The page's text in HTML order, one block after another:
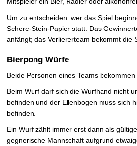
Um zu entscheiden, wer das Spiel
Schere-Stein-Papier statt. Das
anfängt; das Verliererteam bekommt die
Bierpong Würfe
Beide Personen eines Teams bekommen
Beim Wurf darf sich die Wurfhand nicht
befinden und der Ellenbogen muss sich
befinden.
Ein Wurf zählt immer erst dann als
gegnerische Mannschaft aufgrund